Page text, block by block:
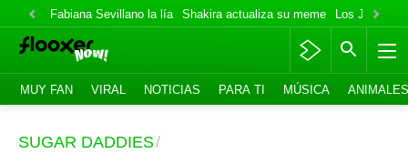
Fabiana Sevillano la lía Shakira actualiza su meme Los Jonas
MUY FAN VIRAL NOTICIAS PARA TI MÚSICA ANIMALES
SUGAR DADDIES